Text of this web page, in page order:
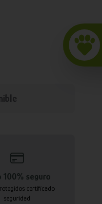
100% seguro
certificado
seguridad